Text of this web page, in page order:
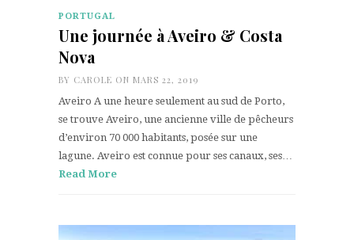
PORTUGAL
Une journée à Aveiro & Costa
Nova
BY CAROLE ON MARS 22, 2019
Aveiro A une heure seulement au sud de Porto,
se trouve Aveiro, une ancienne ville de pêcheurs
d’environ 70 000 habitants, posée sur une
lagune. Aveiro est connue pour ses canaux, ses…
Read More